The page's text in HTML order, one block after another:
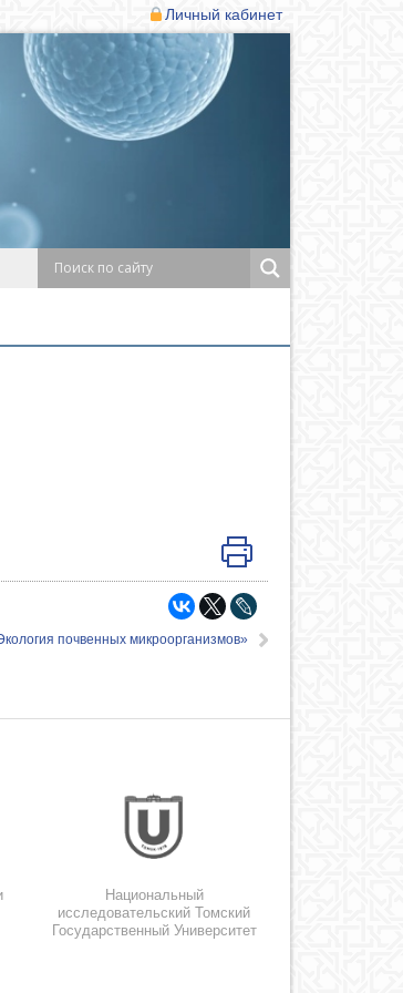
Личный кабинет
почвенных микроорганизмов»
Национальный
исследовательский Томский
Государственный Университет